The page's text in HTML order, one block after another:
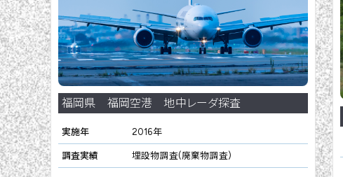
福岡県 福岡空港 地中レーダ探査
実施年 2016年
調査実績 埋設物調査(廃棄物調査)